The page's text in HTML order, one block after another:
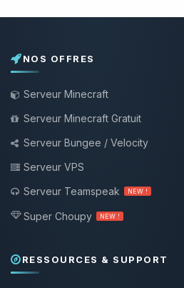
NOS OFFRES
Serveur Minecraft
Serveur Minecraft Gratuit
Serveur Bungee / Velocity
Serveur VPS
Serveur Teamspeak
NEW !
Super Choupy NEW !
RESSOURCES & SUPPORT